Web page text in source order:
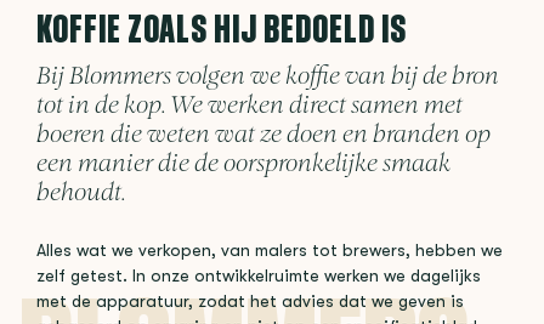
KOFFIE ZOALS HIJ BEDOELD IS
Bij Blommers volgen we koffie van bij de bron
tot in de kop. We werken direct samen met
boeren die weten wat ze doen en branden op
een manier die de oorspronkelijke smaak
behoudt.
Alles wat we verkopen, van malers tot brewers, hebben we
zelf getest. In onze ontwikkelruimte werken we dagelijks
met de apparatuur, zodat het advies dat we geven is